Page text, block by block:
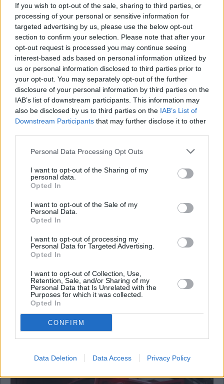
If you wish to opt-out of the sale, sharing to third parties, or
processing of your personal or sensitive information for
targeted advertising by us, please use the below opt-out
section to confirm your selection. Please note that after your
opt-out request is processed you may continue seeing
interest-based ads based on personal information utilized by
us or personal information disclosed to third parties prior to
your opt-out. You may separately opt-out of the further
disclosure of your personal information by third parties on the
IAB’s list of downstream participants. This information may
also be disclosed by us to third parties on the IAB’s List of
Downstream Participants that may further disclose it to other
Personal Data Processing Opt Outs
I want to opt-out of the Sharing of my
personal data.
Opted In
I want to opt-out of the Sale of my
Personal Data.
Opted In
I want to opt-out of processing my
Personal Data for Targeted Advertising.
Opted In
I want to opt-out of Collection, Use,
Retention, Sale, and/or Sharing of my
Personal Data that Is Unrelated with the
Purposes for which it was collected.
Opted In
CONFIRM
Data Deletion Data Access Privacy Policy
μήνυμα μέσω 112 στους κατοίκους
Κοινωνία
Πέλλα: Θανατηφόρα παράσυρση πεζού με
εγκατάλειψη
ΥπΑΑΤ: 4 σχήματα για τη δημοπράτηση έργων